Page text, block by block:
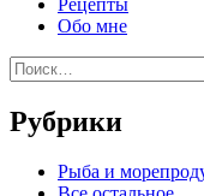
Обо мне
Найти:
Рубрики
Pыба и